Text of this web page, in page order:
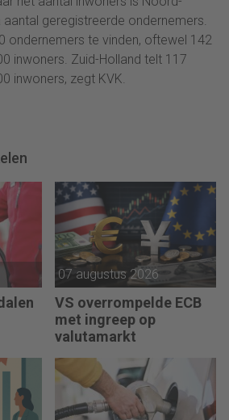
geregistreerde ondernemers.
ondernemers te vinden, oftewel 142
inwoners. Zuid-Holland telt 117
inwoners, zegt KVK.
07 augustus 2026
VS overrompelde ECB
met ingreep op
valutamarkt